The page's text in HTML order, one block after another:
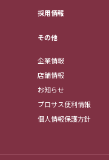
採用情報
その他
企業情報
店舗情報
お知らせ
プロサス便利情報
個人情報保護方針